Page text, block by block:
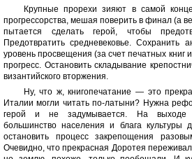
Крупные прорехи зияют в самой
прогрессорства, мешая поверить в финал (а
пытается сделать герой, чтобы
Предотвратить средневековье. Сохранить
уровень просвещения (за счет печатных книг
прогресс. Остановить складывание
византийского вторжения.
Ну, что ж, книгопечатание — это
Италии могли читать по-латыни? Нужна
герой и не задумывается. На выходе
большинство населения и блага
остановить процесс закрепощения
Очевидно, что прекрасная Доротея